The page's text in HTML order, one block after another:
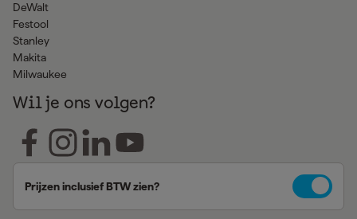
DeWalt
Festool
Stanley
Makita
Milwaukee
Wil je ons volgen?
Prijzen inclusief BTW zien?